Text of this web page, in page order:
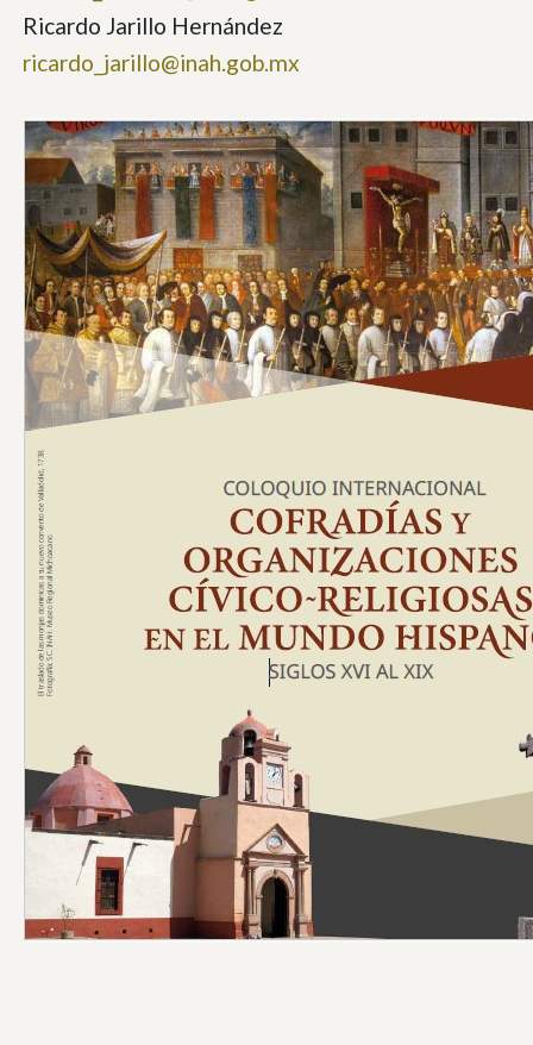
Ricardo Jarillo Hernández
ricardo_jarillo@inah.gob.mx